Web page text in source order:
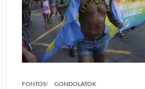
FONTOS! GONDOLATOK